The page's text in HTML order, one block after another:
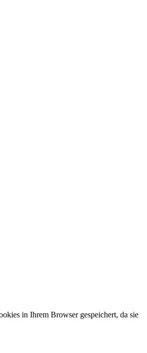
in Ihrem Browser gespeichert, da sie